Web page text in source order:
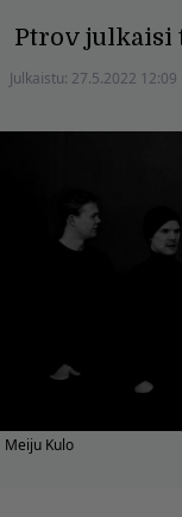
Ptrov julkaisi
Julkaistu: 27.5.2022 12:09
Meiju Kulo